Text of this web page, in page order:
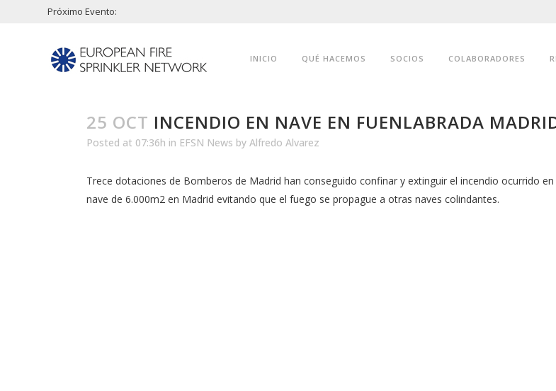
Próximo Evento:
INICIO QUÉ HACEMOS SOCIOS COLABORADORES
25 OCT INCENDIO EN NAVE EN FUENLABRADA
Posted at 07:36h in EFSN News by Alfredo Alvarez
Trece dotaciones de Bomberos de Madrid han conseguido confinar y extinguir el incendio ocurrido
nave de 6.000m2 en Madrid evitando que el fuego se propague a otras naves colindantes.